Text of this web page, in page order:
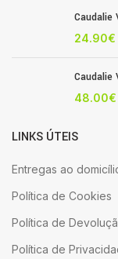
Caudalie
24.90€
Caudalie
48.00€
LINKS ÚTEIS
Entregas ao
Política de Cookies
Política de
Política de